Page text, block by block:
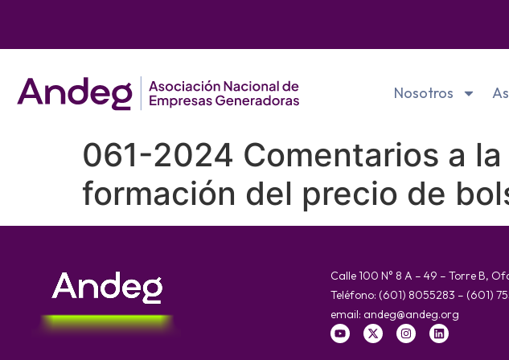
Nosotros
061-2024 Comentarios a
formación del precio de
Calle 100 N° 8 A – 49 – Torre B,
Teléfono: (601) 8055283 – (601)
email: andeg@andeg.org